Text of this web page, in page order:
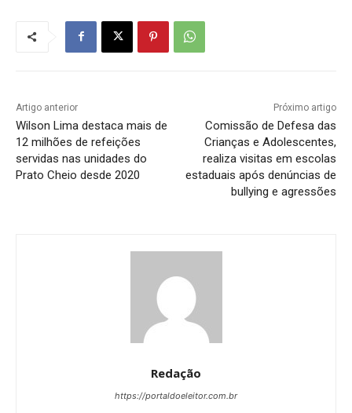
Artigo anterior
Wilson Lima destaca mais de
12 milhões de refeições
servidas nas unidades do
Prato Cheio desde 2020
Próximo artigo
Comissão de Defesa das
Crianças e Adolescentes,
realiza visitas em escolas
estaduais após denúncias de
bullying e agressões
Redação
https://portaldoeleitor.com.br